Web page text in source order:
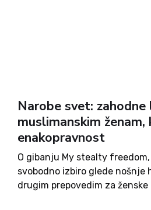
Narobe svet:
muslimanskim ženam,
enakopravnost
O gibanju My stealty freedom,
svobodno izbiro glede nošnje
drugim prepovedim za